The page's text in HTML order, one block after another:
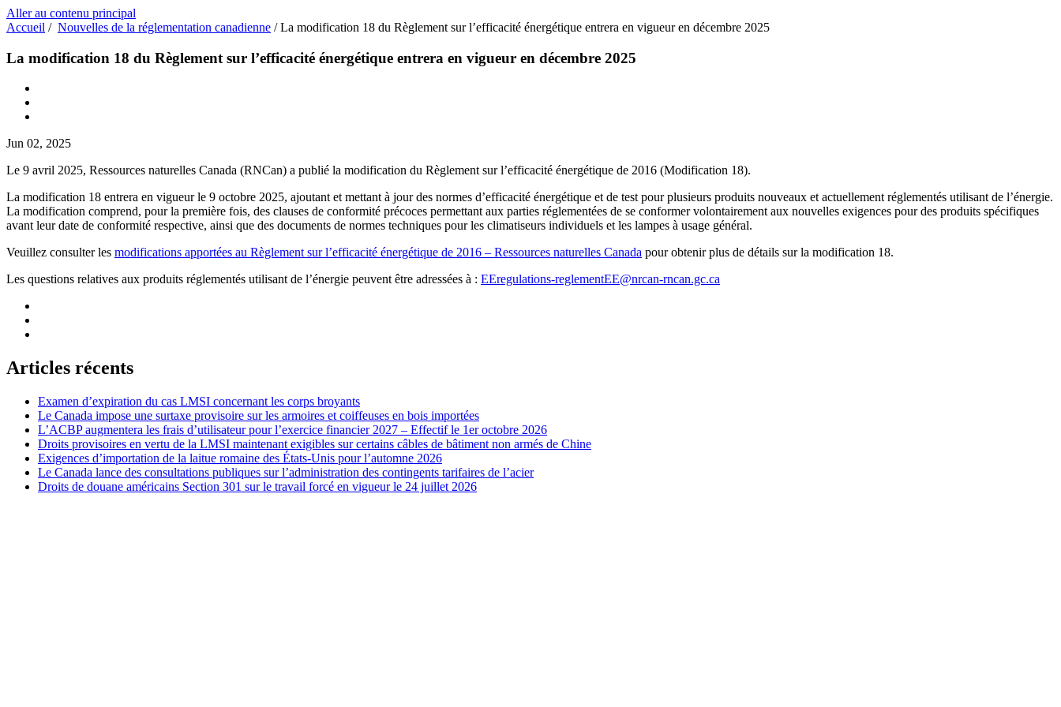
Aller au contenu principal
Accueil / Nouvelles de la réglementation canadienne /La modification 18 du Règlement sur l’efficacité énergétique entrera en vigueur en décembre 2025
La modification 18 du Règlement sur l’efficacité énergétique entrera en vigueur en décembre 2025
Jun 02, 2025
Le 9 avril 2025, Ressources naturelles Canada (RNCan) a publié la modification du Règlement sur l’efficacité énergétique de 2016 (Modification 18).
La modification 18 entrera en vigueur le 9 octobre 2025, ajoutant et mettant à jour des normes d’efficacité énergétique et de test pour plusieurs produits nouveaux et actuellement réglementés utilisant de l’énergie.
La modification comprend, pour la première fois, des clauses de conformité précoces permettant aux parties réglementées de se conformer volontairement aux nouvelles exigences pour des produits spécifiques
avant leur date de conformité respective, ainsi que des documents de normes techniques pour les climatiseurs individuels et les lampes à usage général.
Veuillez consulter les modifications apportées au Règlement sur l’efficacité énergétique de 2016 – Ressources naturelles Canada pour obtenir plus de détails sur la modification 18.
Les questions relatives aux produits réglementés utilisant de l’énergie peuvent être adressées à : EEregulations-reglementEE@nrcan-rncan.gc.ca
Articles récents
Examen d’expiration du cas LMSI concernant les corps broyants
Le Canada impose une surtaxe provisoire sur les armoires et coiffeuses en bois importées
L’ACBP augmentera les frais d’utilisateur pour l’exercice financier 2027 – Effectif le 1er octobre 2026
Droits provisoires en vertu de la LMSI maintenant exigibles sur certains câbles de bâtiment non armés de Chine
Exigences d’importation de la laitue romaine des États-Unis pour l’automne 2026
Le Canada lance des consultations publiques sur l’administration des contingents tarifaires de l’acier
Droits de douane américains Section 301 sur le travail forcé en vigueur le 24 juillet 2026